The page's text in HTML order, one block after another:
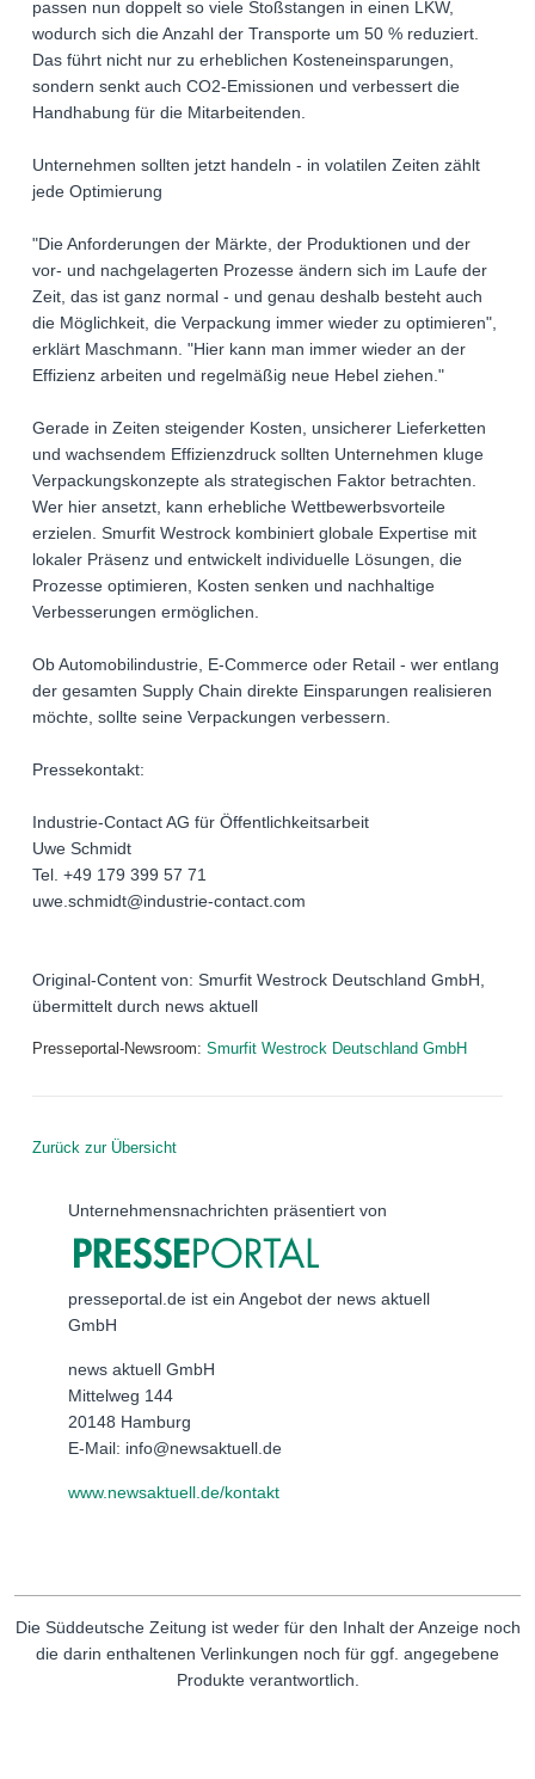
passen nun doppelt so viele Stoßstangen in einen LKW,
wodurch sich die Anzahl der Transporte um 50 % reduziert.
Das führt nicht nur zu erheblichen Kosteneinsparungen,
sondern senkt auch CO2-Emissionen und verbessert die
Handhabung für die Mitarbeitenden.
Unternehmen sollten jetzt handeln - in volatilen Zeiten zählt
jede Optimierung
"Die Anforderungen der Märkte, der Produktionen und der
vor- und nachgelagerten Prozesse ändern sich im Laufe der
Zeit, das ist ganz normal - und genau deshalb besteht auch
die Möglichkeit, die Verpackung immer wieder zu optimieren",
erklärt Maschmann. "Hier kann man immer wieder an der
Effizienz arbeiten und regelmäßig neue Hebel ziehen."
Gerade in Zeiten steigender Kosten, unsicherer Lieferketten
und wachsendem Effizienzdruck sollten Unternehmen kluge
Verpackungskonzepte als strategischen Faktor betrachten.
Wer hier ansetzt, kann erhebliche Wettbewerbsvorteile
erzielen. Smurfit Westrock kombiniert globale Expertise mit
lokaler Präsenz und entwickelt individuelle Lösungen, die
Prozesse optimieren, Kosten senken und nachhaltige
Verbesserungen ermöglichen.
Ob Automobilindustrie, E-Commerce oder Retail - wer entlang
der gesamten Supply Chain direkte Einsparungen realisieren
möchte, sollte seine Verpackungen verbessern.
Pressekontakt:
Industrie-Contact AG für Öffentlichkeitsarbeit
Uwe Schmidt
Tel. +49 179 399 57 71
uwe.schmidt@industrie-contact.com
Original-Content von: Smurfit Westrock Deutschland GmbH,
übermittelt durch news aktuell
Presseportal-Newsroom: Smurfit Westrock Deutschland GmbH
Zurück zur Übersicht
Unternehmensnachrichten präsentiert von
presseportal.de ist ein Angebot der news aktuell
GmbH
news aktuell GmbH
Mittelweg 144
20148 Hamburg
E-Mail: info@newsaktuell.de
www.newsaktuell.de/kontakt
Die Süddeutsche Zeitung ist weder für den Inhalt der Anzeige noch
die darin enthaltenen Verlinkungen noch für ggf. angegebene
Produkte verantwortlich.